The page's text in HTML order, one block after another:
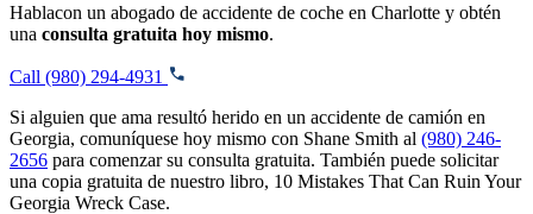
Hablacon un abogado de accidente de coche en Charlotte y obtén
una consulta gratuita hoy mismo.
Call (980) 294-4931
Si alguien que ama resultó herido en un accidente de camión en
Georgia, comuníquese hoy mismo con Shane Smith al (980) 246-
2656 para comenzar su consulta gratuita. También puede solicitar
una copia gratuita de nuestro libro, 10 Mistakes That Can Ruin Your
Georgia Wreck Case.